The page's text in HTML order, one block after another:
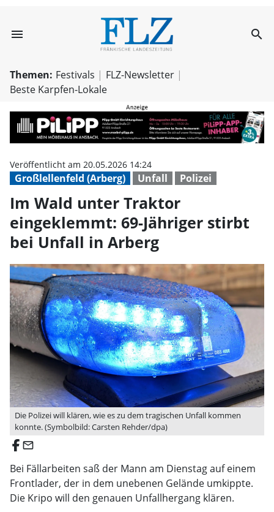
menu Im Wald untersearch
Themen: Festivals
FLZ-Newsletter
Beste Karpfen-Lokale
Großlellenfeld (Arberg) Unfall Polizei
Veröffentlicht am 20.05.2026 14:24
Im Wald unter Traktor
eingeklemmt: 69-Jähriger stirbt
bei Unfall in Arberg
Die Polizei will klären, wie es zu dem tragischen Unfall kommen
konnte. (Symbolbild: Carsten Rehder/dpa)
email
Bei Fällarbeiten saß der Mann am Dienstag auf einem
Frontlader, der in dem unebenen Gelände umkippte.
Die Kripo will den genauen Unfallhergang klären.